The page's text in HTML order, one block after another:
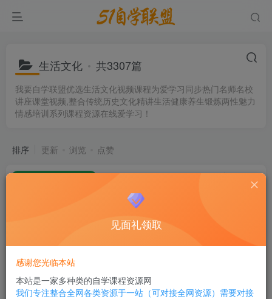
生活文化 共3307篇
我要自学联盟优选生活文化视频课程为爱学习同步热门名师名校
讲座课堂视频,整合传统历史文化精讲生活健康养生锻炼两性魅力
情感培训系列课程资源在线爱学习！
排序 更新 浏览 点赞
LoRA训练进阶课，打造私人定制
LoRA模型
会员专属
19天前
会员专属
见面礼领取
感谢您光临本站
本站是一家多种类的自学课程资源网
我们专注整合全网各类资源于一站（可对接全网资源）需要对接